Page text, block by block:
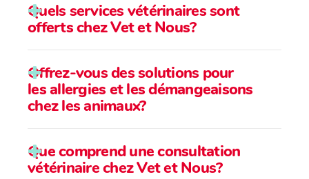
Quels services vétérinaires sont
offerts chez Vet et Nous?
Offrez-vous des solutions pour
les allergies et les démangeaisons
chez les animaux?
Que comprend une consultation
vétérinaire chez Vet et Nous?